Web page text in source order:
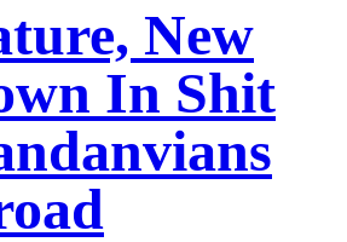
New
In Shit